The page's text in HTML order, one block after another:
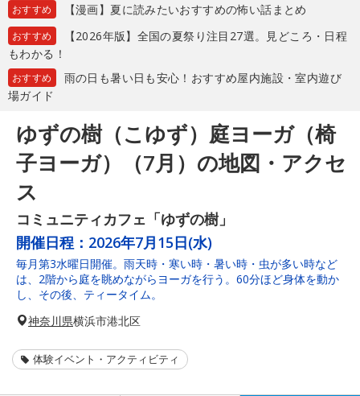
おすすめ 【漫画】夏に読みたいおすすめの怖い話まとめ
おすすめ
【2026年版】全国の夏祭り注目27選。見どころ・日程
もわかる！
おすすめ
雨の日も暑い日も安心！おすすめ屋内施設・室内遊び
場ガイド
ゆずの樹（こゆず）庭ヨーガ（椅
子ヨーガ）（7月）の地図・アクセ
ス
コミュニティカフェ「ゆずの樹」
開催日程： 2026年7月15日(水)
毎月第3水曜日開催。雨天時・寒い時・暑い時・虫が多い時など
は、2階から庭を眺めながらヨーガを行う。60分ほど身体を動か
し、その後、ティータイム。
神奈川県横浜市港北区
体験イベント・アクティビティ